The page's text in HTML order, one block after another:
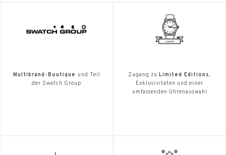
Multibrand-Boutique
und Teil
der Swatch Group
Zugang zu Limited Editions,
Exklusivitäten und einer
umfassenden Uhrenauswahl